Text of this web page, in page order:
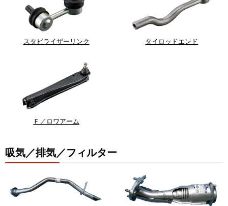
スタビライザーリンク タイロッドエンド
Ｆ／ロワアーム
吸気／排気／フィルター